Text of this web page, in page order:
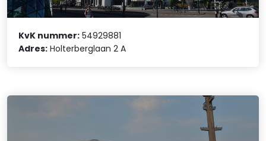
KvK nummer: 54929881
Adres: Holterberglaan 2 A